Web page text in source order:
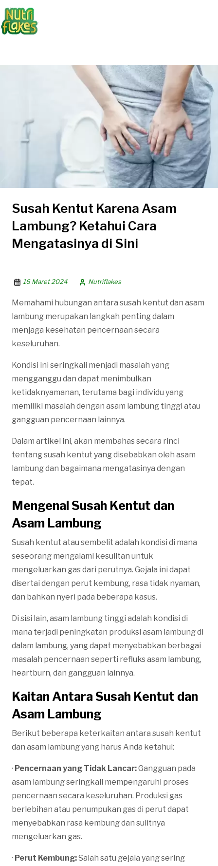
Susah Kentut Karena Asam
Lambung? Ketahui Cara
Mengatasinya di Sini
16 Maret 2024 Nutriflakes
Memahami hubungan antara susah kentut dan asam
lambung merupakan langkah penting dalam
menjaga kesehatan pencernaan secara
keseluruhan.
Kondisi ini seringkali menjadi masalah yang
mengganggu dan dapat menimbulkan
ketidaknyamanan, terutama bagi individu yang
memiliki masalah dengan asam lambung tinggi atau
gangguan pencernaan lainnya.
Dalam artikel ini, akan membahas secara rinci
tentang susah kentut yang disebabkan oleh asam
lambung dan bagaimana mengatasinya dengan
tepat.
Mengenal Susah Kentut dan
Asam Lambung
Susah kentut atau sembelit adalah kondisi di mana
seseorang mengalami kesulitan untuk
mengeluarkan gas dari perutnya. Gejala ini dapat
disertai dengan perut kembung, rasa tidak nyaman,
dan bahkan nyeri pada beberapa kasus.
Di sisi lain, asam lambung tinggi adalah kondisi di
mana terjadi peningkatan produksi asam lambung di
dalam lambung, yang dapat menyebabkan berbagai
masalah pencernaan seperti refluks asam lambung,
heartburn, dan gangguan lainnya.
Kaitan Antara Susah Kentut dan
Asam Lambung
Berikut beberapa keterkaitan antara susah kentut
dan asam lambung yang harus Anda ketahui:
· Pencernaan yang Tidak Lancar:Gangguan pada
asam lambung seringkali mempengaruhi proses
pencernaan secara keseluruhan. Produksi gas
berlebihan atau penumpukan gas di perut dapat
menyebabkan rasa kembung dan sulitnya
mengeluarkan gas.
· Perut Kembung:Salah satu gejala yang sering